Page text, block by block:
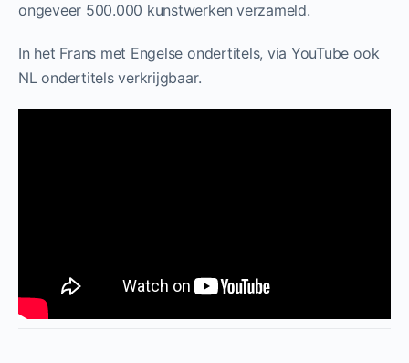
ongeveer 500.000 kunstwerken verzameld.
In het Frans met Engelse ondertitels, via YouTube ook
NL ondertitels verkrijgbaar.